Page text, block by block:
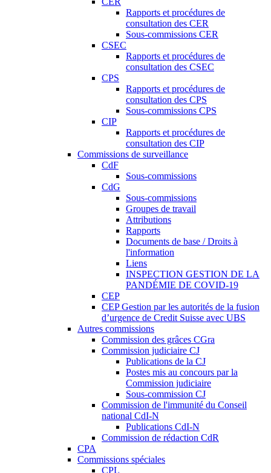
Rapports et procédures de
consultation des CER
Sous-commissions CER
CSEC
Rapports et procédures de
consultation des CSEC
CPS
Rapports et procédures de
consultation des CPS
Sous-commissions CPS
CIP
Rapports et procédures de
consultation des CIP
Commissions de surveillance
CdF
Sous-commissions
CdG
Sous-commissions
Groupes de travail
Attributions
Rapports
Documents de base / Droits à
l'information
Liens
INSPECTION GESTION DE LA
PANDÉMIE DE COVID-19
CEP
CEP Gestion par les autorités de la fusion
d’urgence de Credit Suisse avec UBS
Autres commissions
Commission des grâces CGra
Commission judiciaire CJ
Publications de la CJ
Postes mis au concours par la
Commission judiciaire
Sous-commission CJ
Commission de l'immunité du Conseil
national CdI-N
Publications CdI-N
Commission de rédaction CdR
CPA
Commissions spéciales
CPL